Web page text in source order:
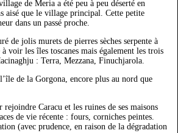
de Meria a été peu à peu déserté en
aisé que le village principal. Cette petite
dans un passé proche.
de jolis murets de pierres sèches serpente à
voir les îles toscanes mais également les trois
: Terra, Mezzana, Finuchjarola.
de la Gorgona, encore plus au nord que
Caracu et les ruines de ses maisons
de vie récente : fours, corniches peintes.
(avec prudence, en raison de la dégradation